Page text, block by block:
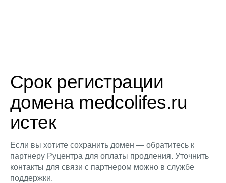
Срок регистрации
домена medcolifes.ru
истек
Если вы хотите сохранить домен — обратитесь к
партнеру Руцентра для оплаты продления. Уточнить
контакты для связи с партнером можно в службе
поддержки.